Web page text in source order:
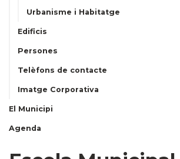
Urbanisme i Habitatge
Edificis
Persones
Telèfons de contacte
Imatge Corporativa
El Municipi
Agenda